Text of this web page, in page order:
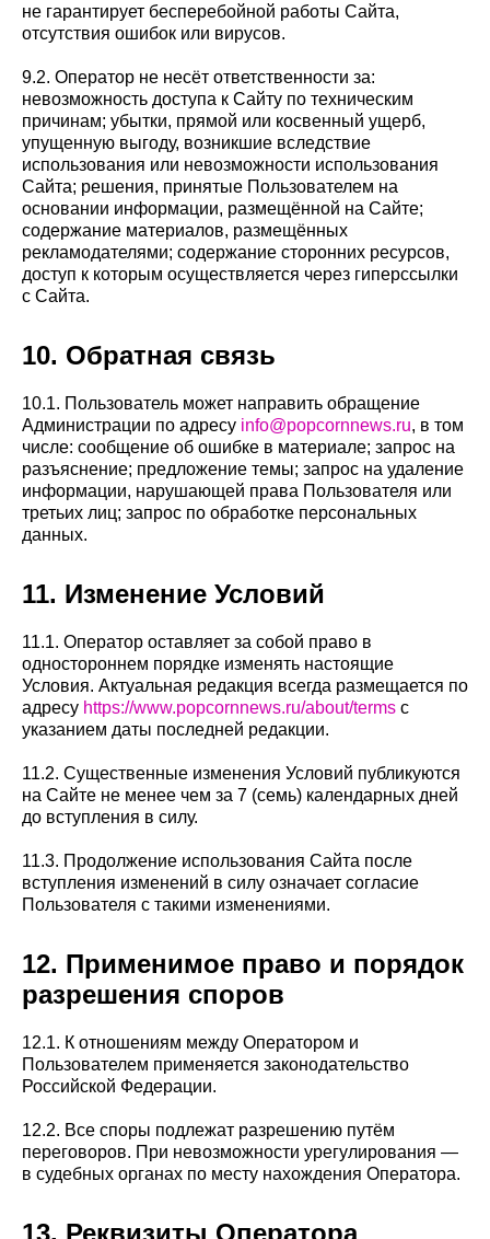
не гарантирует бесперебойной работы Сайта,
отсутствия ошибок или вирусов.
9.2. Оператор не несёт ответственности за:
невозможность доступа к Сайту по техническим
причинам; убытки, прямой или косвенный ущерб,
упущенную выгоду, возникшие вследствие
использования или невозможности использования
Сайта; решения, принятые Пользователем на
основании информации, размещённой на Сайте;
содержание материалов, размещённых
рекламодателями; содержание сторонних ресурсов,
доступ к которым осуществляется через гиперссылки
с Сайта.
10. Обратная связь
10.1. Пользователь может направить обращение
Администрации по адресу info@popcornnews.ru, в том
числе: сообщение об ошибке в материале; запрос на
разъяснение; предложение темы; запрос на удаление
информации, нарушающей права Пользователя или
третьих лиц; запрос по обработке персональных
данных.
11. Изменение Условий
11.1. Оператор оставляет за собой право в
одностороннем порядке изменять настоящие
Условия. Актуальная редакция всегда размещается по
адресу https://www.popcornnews.ru/about/terms с
указанием даты последней редакции.
11.2. Существенные изменения Условий публикуются
на Сайте не менее чем за 7 (семь) календарных дней
до вступления в силу.
11.3. Продолжение использования Сайта после
вступления изменений в силу означает согласие
Пользователя с такими изменениями.
12. Применимое право и порядок
разрешения споров
12.1. К отношениям между Оператором и
Пользователем применяется законодательство
Российской Федерации.
12.2. Все споры подлежат разрешению путём
переговоров. При невозможности урегулирования —
в судебных органах по месту нахождения Оператора.
13. Реквизиты Оператора